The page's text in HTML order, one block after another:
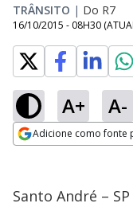
TRÂNSITO | Do R7
16/10/2015 - 08H30
A+ A-
Adicione como fonte
Santo André –